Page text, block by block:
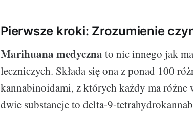
Pierwsze kroki: Zrozumienie
Marihuana medyczna to nic innego jak
leczniczych. Składa się ona z ponad 100
kannabinoidami, z których każdy ma różne
dwie substancje to delta-9-